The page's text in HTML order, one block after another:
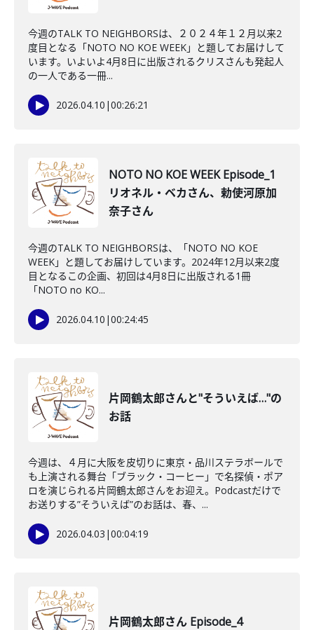
今週のTALK TO NEIGHBORSは、２０２４年１２月以来2
度目となる「NOTO NO KOE WEEK」と題してお届けして
います。いよいよ4月8日に出版されるクリスさんも発起人
の一人である一冊...
2026.04.10 |00:26:21
NOTO NO KOE WEEK Episode_1
リオネル・ベカさん、勅使河原加
奈子さん
今週のTALK TO NEIGHBORSは、「NOTO NO KOE
WEEK」と題してお届けしています。2024年12月以来2度
目となるこの企画、初回は4月8日に出版される1冊
「NOTO no KO...
2026.04.10 |00:24:45
片岡鶴太郎さんと"そういえば…"の
お話
今週は、４月に大阪を皮切りに東京・品川ステラボールで
も上演される舞台「ブラック・コーヒー」で名探偵・ポア
ロを演じられる片岡鶴太郎さんをお迎え。Podcastだけで
お送りする”そういえば”のお話は、春、...
2026.04.03 |00:04:19
片岡鶴太郎さん Episode_4